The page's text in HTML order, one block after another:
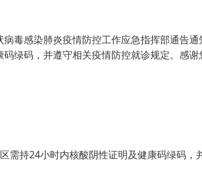
感染肺炎疫情防控工作应急指挥部通告通
绿码，并遵守相关疫情防控就诊规定。感谢
持24小时内核酸阴性证明及健康码绿码，